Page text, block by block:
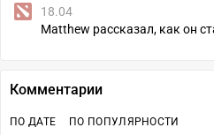
18.04
Matthew рассказал, как он
Комментарии
ПО ДАТЕ ПО ПОПУЛЯРНОСТИ